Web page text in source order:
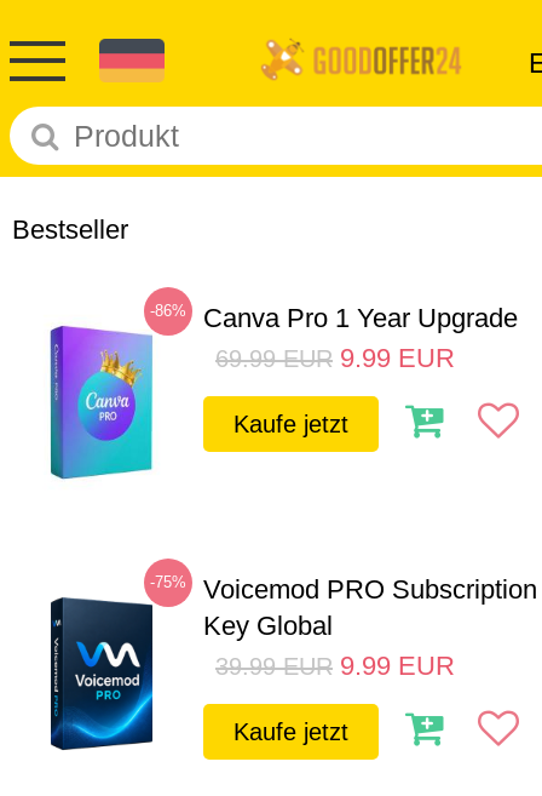
Bestseller
-86% Canva Pro 1 Year Upgrade
69.99 EUR 9.99 EUR
Kaufe jetzt
-75%
Voicemod PRO
Key Global
39.99 EUR 9.99 EUR
Kaufe jetzt